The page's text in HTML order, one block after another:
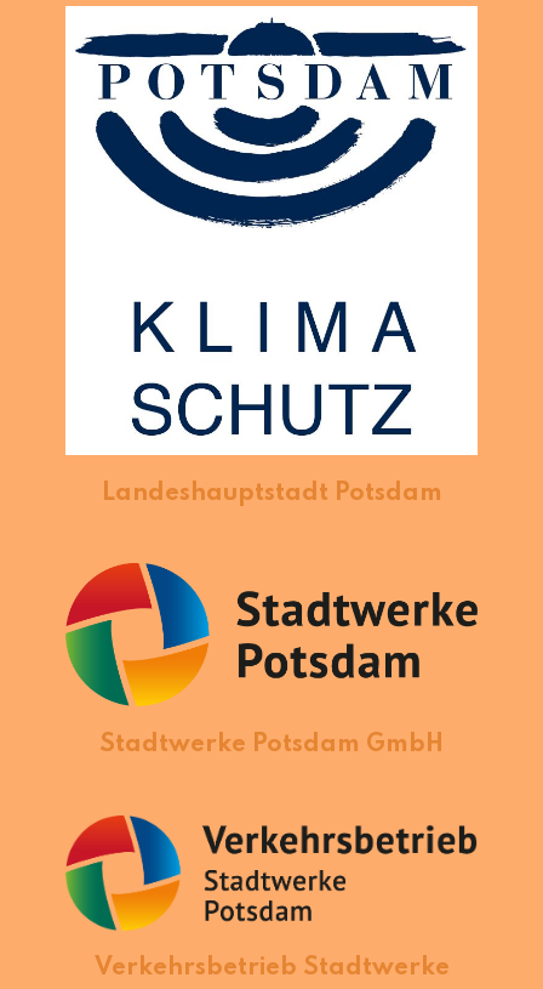
Landeshauptstadt Potsdam
Stadtwerke Potsdam GmbH
Verkehrsbetrieb Stadtwerke